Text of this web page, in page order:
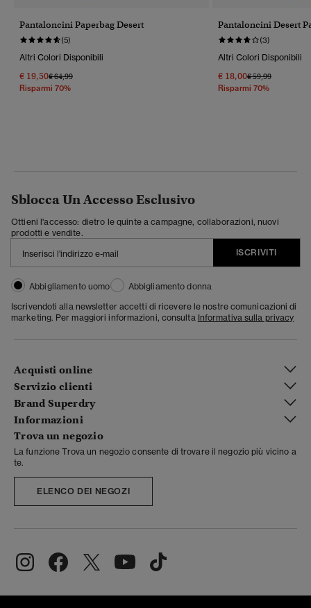
Pantaloncini Paperbag Desert
(5)
Altri Colori Disponibili
€ 19,50Prezzo Ridotto Da
€ 64,99A
Risparmi 70%
Pantaloncini Desert
(3)
Altri Colori Disponibili
€ 18,00Prezzo Ridotto Da
€ 59,99A
Risparmi 70%
Sblocca Un Accesso Esclusivo
Ottieni l'accesso: dietro le quinte a campagne, collaborazioni, nuovi
prodotti e vendite.
ISCRIVITI
Abbigliamento uomo
Abbigliamento donna
Iscrivendoti alla newsletter accetti di ricevere le nostre comunicazioni di
marketing. Per maggiori informazioni, consulta Informativa sulla privacy
Acquisti online
Servizio clienti
Brand Superdry
Informazioni
Trova un negozio
La funzione Trova un negozio consente di trovare il negozio più vicino a
te.
ELENCO DEI NEGOZI